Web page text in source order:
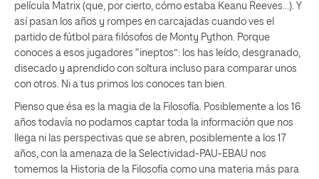
película Matrix (que, por cierto, cómo estaba Keanu Reeves…). Y
así pasan los años y rompes en carcajadas cuando ves el
partido de fútbol para filósofos de Monty Python. Porque
conoces a esos jugadores “ineptos”: los has leído, desgranado,
disecado y aprendido con soltura incluso para comparar unos
con otros. Ni a tus primos los conoces tan bien.
Pienso que ésa es la magia de la Filosofía. Posiblemente a los 16
años todavía no podamos captar toda la información que nos
llega ni las perspectivas que se abren, posiblemente a los 17
años, con la amenaza de la Selectividad-PAU-EBAU nos
tomemos la Historia de la Filosofía como una materia más para